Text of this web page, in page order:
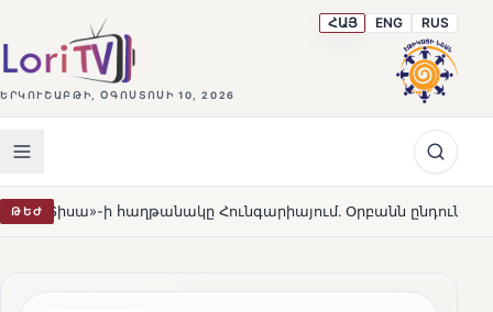
ԵՐԿՈՒՇԱԲԹԻ, ՕԳՈՍՏՈՍԻ 10, 2026
ՀԱՅ ENG RUS
ԹԵԺ
ի հաղթանակը Հունգարիայում․ Օրբանն ընդունեց